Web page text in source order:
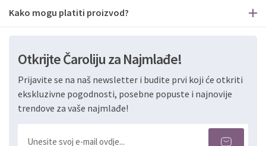
Kako mogu platiti proizvod?
Otkrijte Čaroliju za Najmlađe!
Prijavite se na naš newsletter i budite prvi koji će otkriti
ekskluzivne pogodnosti, posebne popuste i najnovije
trendove za vaše najmlađe!